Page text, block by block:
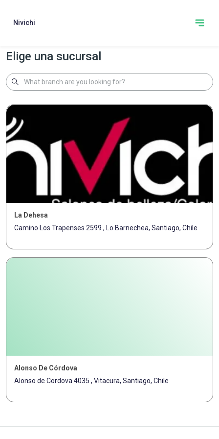
Nivichi
Elige una sucursal
La Dehesa
Camino Los Trapenses 2599 , Lo Barnechea, Santiago, Chile
Alonso De Córdova
Alonso de Cordova 4035 , Vitacura, Santiago, Chile